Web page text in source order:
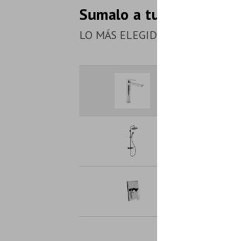
Sumalo a tu compra
LO MÁS ELEGIDO EN